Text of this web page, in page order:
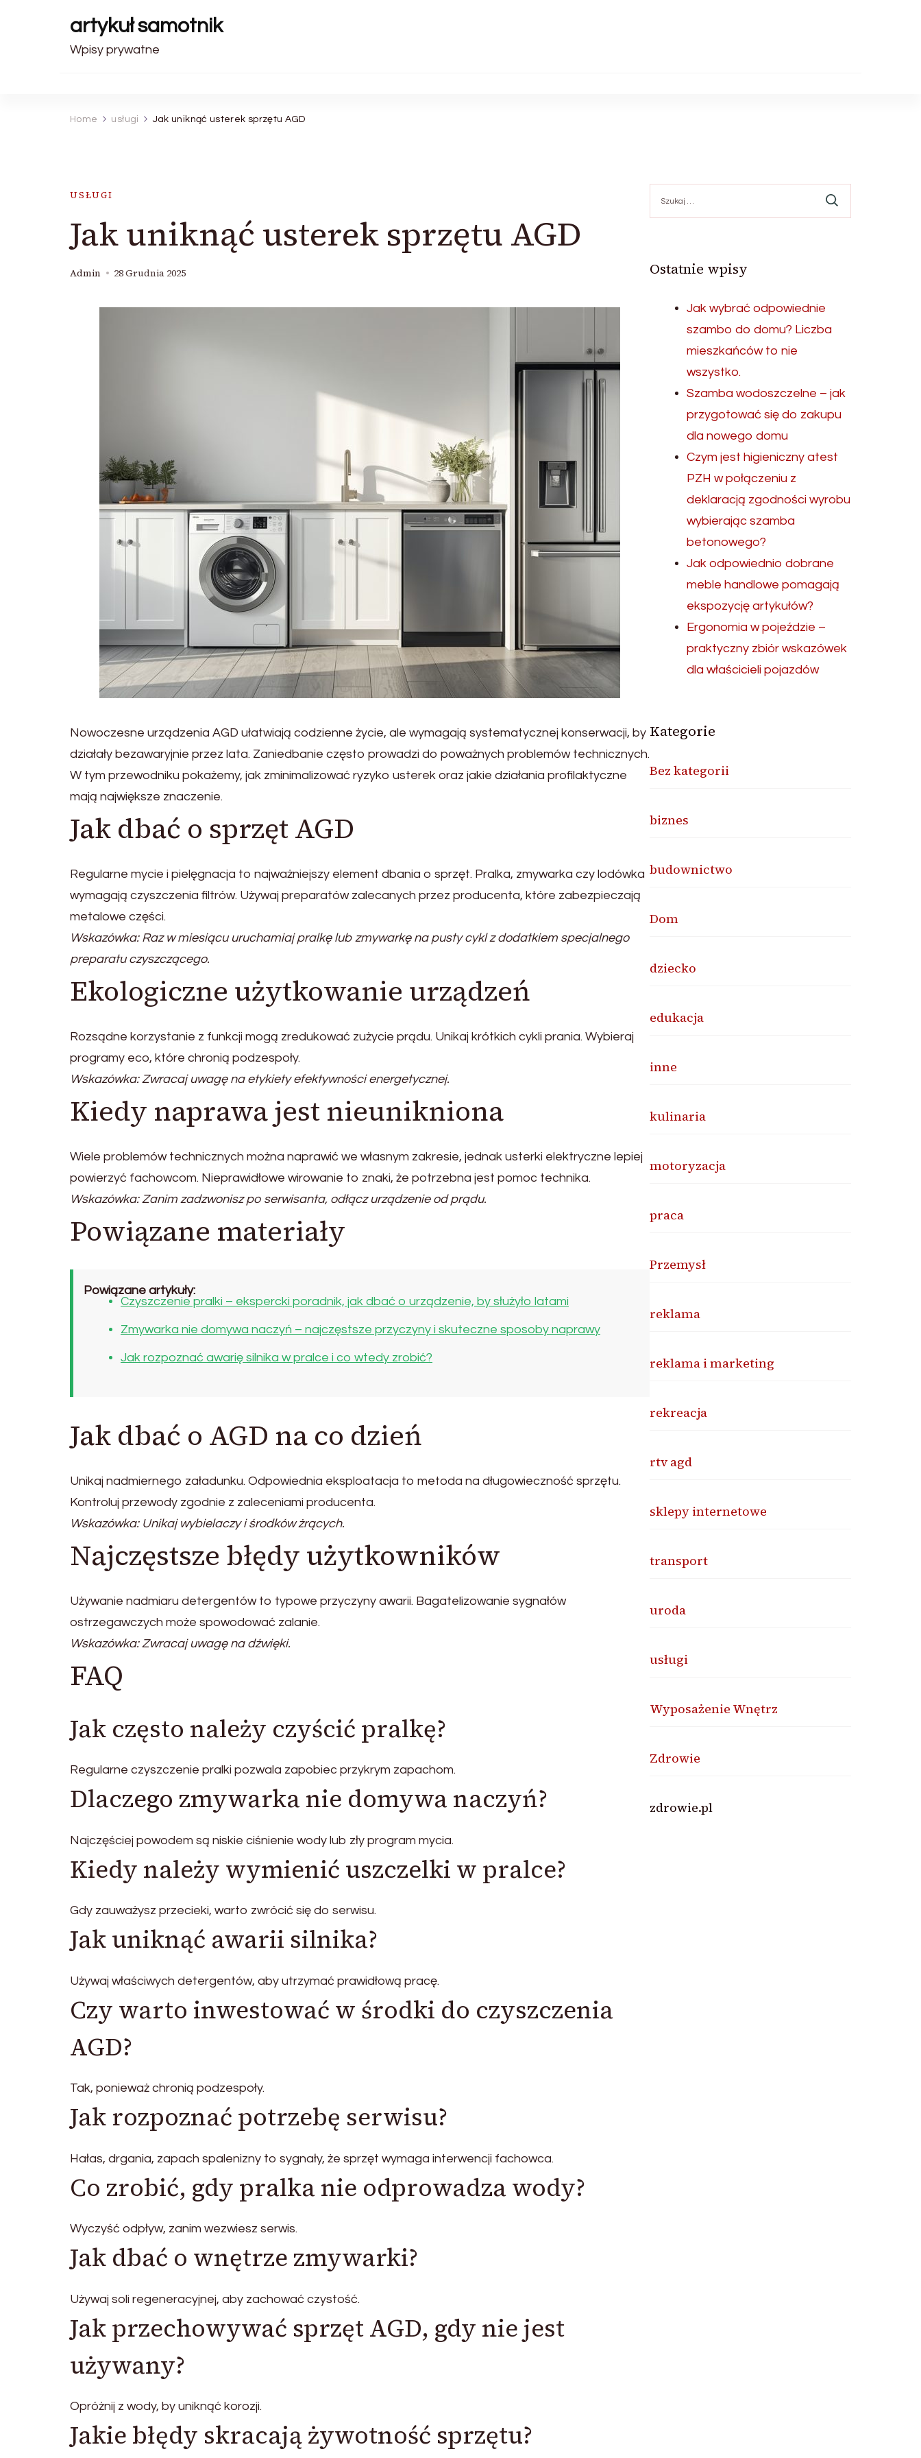
artykuł samotnik
Wpisy prywatne
Home usługi Jak uniknąć usterek sprzętu AGD
USŁUGI
Jak uniknąć usterek sprzętu AGD
Admin 28 Grudnia 2025
Nowoczesne urządzenia AGD ułatwiają codzienne życie, ale wymagają systematycznej konserwacji, by
działały bezawaryjnie przez lata. Zaniedbanie często prowadzi do poważnych problemów technicznych.
W tym przewodniku pokażemy, jak zminimalizować ryzyko usterek oraz jakie działania profilaktyczne
mają największe znaczenie.
Jak dbać o sprzęt AGD
Regularne mycie i pielęgnacja to najważniejszy element dbania o sprzęt. Pralka, zmywarka czy lodówka
wymagają czyszczenia filtrów. Używaj preparatów zalecanych przez producenta, które zabezpieczają
metalowe części.
Wskazówka: Raz w miesiącu uruchamiaj pralkę lub zmywarkę na pusty cykl z dodatkiem specjalnego
preparatu czyszczącego.
Ekologiczne użytkowanie urządzeń
Rozsądne korzystanie z funkcji mogą zredukować zużycie prądu. Unikaj krótkich cykli prania. Wybieraj
programy eco, które chronią podzespoły.
Wskazówka: Zwracaj uwagę na etykiety efektywności energetycznej.
Kiedy naprawa jest nieunikniona
Wiele problemów technicznych można naprawić we własnym zakresie, jednak usterki elektryczne lepiej
powierzyć fachowcom. Nieprawidłowe wirowanie to znaki, że potrzebna jest pomoc technika.
Wskazówka: Zanim zadzwonisz po serwisanta, odłącz urządzenie od prądu.
Powiązane materiały
Powiązane artykuły:
Czyszczenie pralki – ekspercki poradnik, jak dbać o urządzenie, by służyło latami
Zmywarka nie domywa naczyń – najczęstsze przyczyny i skuteczne sposoby naprawy
Jak rozpoznać awarię silnika w pralce i co wtedy zrobić?
Jak dbać o AGD na co dzień
Unikaj nadmiernego załadunku. Odpowiednia eksploatacja to metoda na długowieczność sprzętu.
Kontroluj przewody zgodnie z zaleceniami producenta.
Wskazówka: Unikaj wybielaczy i środków żrących.
Najczęstsze błędy użytkowników
Używanie nadmiaru detergentów to typowe przyczyny awarii. Bagatelizowanie sygnałów
ostrzegawczych może spowodować zalanie.
Wskazówka: Zwracaj uwagę na dźwięki.
FAQ
Jak często należy czyścić pralkę?
Regularne czyszczenie pralki pozwala zapobiec przykrym zapachom.
Dlaczego zmywarka nie domywa naczyń?
Najczęściej powodem są niskie ciśnienie wody lub zły program mycia.
Kiedy należy wymienić uszczelki w pralce?
Gdy zauważysz przecieki, warto zwrócić się do serwisu.
Jak uniknąć awarii silnika?
Używaj właściwych detergentów, aby utrzymać prawidłową pracę.
Czy warto inwestować w środki do czyszczenia
AGD?
Tak, ponieważ chronią podzespoły.
Jak rozpoznać potrzebę serwisu?
Hałas, drgania, zapach spalenizny to sygnały, że sprzęt wymaga interwencji fachowca.
Co zrobić, gdy pralka nie odprowadza wody?
Wyczyść odpływ, zanim wezwiesz serwis.
Jak dbać o wnętrze zmywarki?
Używaj soli regeneracyjnej, aby zachować czystość.
Jak przechowywać sprzęt AGD, gdy nie jest
używany?
Opróżnij z wody, by uniknąć korozji.
Jakie błędy skracają żywotność sprzętu?
Ostatnie wpisy
Jak wybrać odpowiednie
szambo do domu? Liczba
mieszkańców to nie
wszystko.
Szamba wodoszczelne – jak
przygotować się do zakupu
dla nowego domu
Czym jest higieniczny atest
PZH w połączeniu z
deklaracją zgodności wyrobu
wybierając szamba
betonowego?
Jak odpowiednio dobrane
meble handlowe pomagają
ekspozycję artykułów?
Ergonomia w pojeździe –
praktyczny zbiór wskazówek
dla właścicieli pojazdów
Kategorie
Bez kategorii
biznes
budownictwo
Dom
dziecko
edukacja
inne
kulinaria
motoryzacja
praca
Przemysł
reklama
reklama i marketing
rekreacja
rtv agd
sklepy internetowe
transport
uroda
usługi
Wyposażenie Wnętrz
Zdrowie
zdrowie.pl